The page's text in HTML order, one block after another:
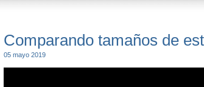
Comparando tamaños de
05 mayo 2019